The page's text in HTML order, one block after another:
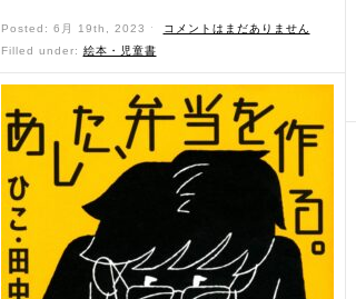
Posted: 6月 19th, 2023 ˑ
コメントはまだありません
Filled under: 絵本・児童書